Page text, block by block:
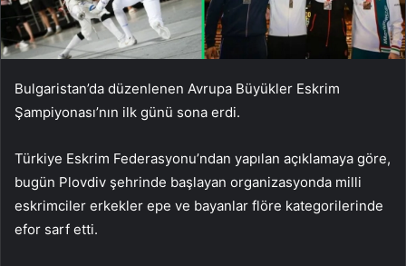
Bulgaristan’da düzenlenen Avrupa Büyükler Eskrim
Şampiyonası’nın ilk günü sona erdi.
Türkiye Eskrim Federasyonu’ndan yapılan açıklamaya göre,
bugün Plovdiv şehrinde başlayan organizasyonda milli
eskrimciler erkekler epe ve bayanlar flöre kategorilerinde
efor sarf etti.